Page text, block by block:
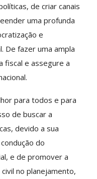
de criar canais
uma profunda
e
De fazer uma ampla
fiscal e assegure a
para todos e para
de buscar a
devido a sua
do
e de promover a
no planejamento,